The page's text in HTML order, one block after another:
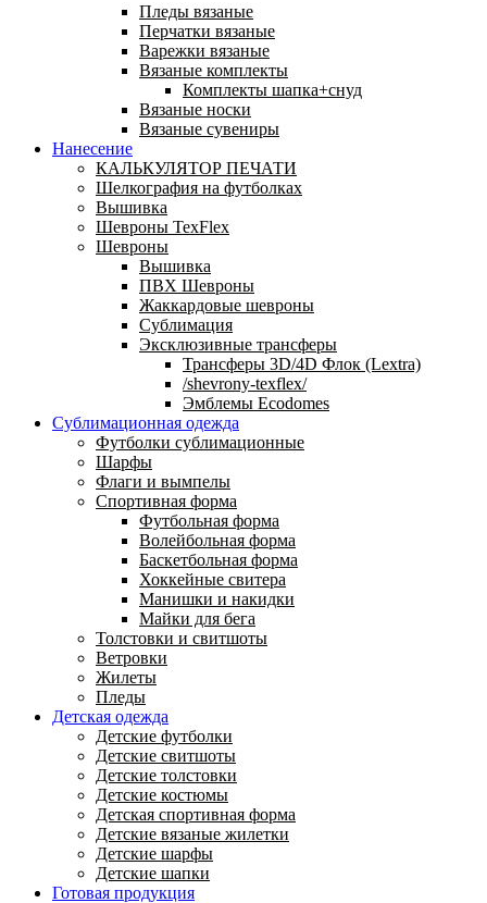
Пледы вязаные
Перчатки вязаные
Варежки вязаные
Вязаные комплекты
Комплекты шапка+снуд
Вязаные носки
Вязаные сувениры
Нанесение
КАЛЬКУЛЯТОР ПЕЧАТИ
Шелкография на футболках
Вышивка
Шевроны TexFlex
Шевроны
Вышивка
ПВХ Шевроны
Жаккардовые шевроны
Сублимация
Эксклюзивные трансферы
Трансферы 3D/4D Флок (Lextra)
/shevrony-texflex/
Эмблемы Ecodomes
Сублимационная одежда
Футболки сублимационные
Шарфы
Флаги и вымпелы
Спортивная форма
Футбольная форма
Волейбольная форма
Баскетбольная форма
Хоккейные свитера
Манишки и накидки
Майки для бега
Толстовки и свитшоты
Ветровки
Жилеты
Пледы
Детская одежда
Детские футболки
Детские свитшоты
Детские толстовки
Детские костюмы
Детская спортивная форма
Детские вязаные жилетки
Детские шарфы
Детские шапки
Готовая продукция